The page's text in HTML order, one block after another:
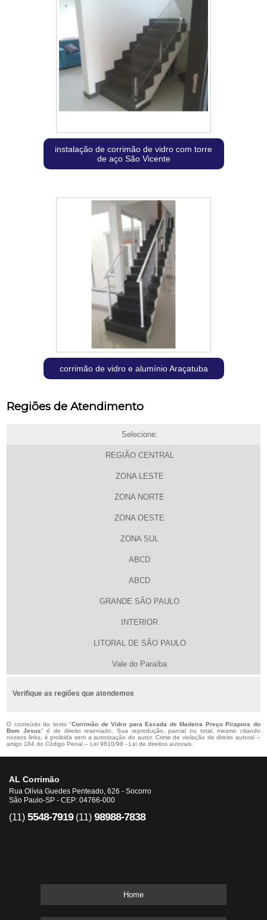
instalação de corrimão de vidro com torre
de aço São Vicente
corrimão de vidro e alumínio Araçatuba
Regiões de Atendimento
Selecione:
REGIÃO CENTRAL
ZONA LESTE
ZONA NORTE
ZONA OESTE
ZONA SUL
ABCD
ABCD
GRANDE SÃO PAULO
INTERIOR
LITORAL DE SÃO PAULO
Vale do Paraíba
Verifique as regiões que atendemos
O conteúdo do texto "Corrimão de Vidro para Escada de Madeira Preço Pirapora do
Bom Jesus" é de direito reservado. Sua reprodução, parcial ou total, mesmo citando
nossos links, é proibida sem a autorização do autor. Crime de violação de direito autoral –
artigo 184 do Código Penal –Lei 9610/98 - Lei de direitos autorais
AL Corrimão
Rua Olívia Guedes Penteado, 626 - Socorro
São Paulo-SP - CEP: 04766-000
(11) 5548-7919 (11) 98988-7838
Home